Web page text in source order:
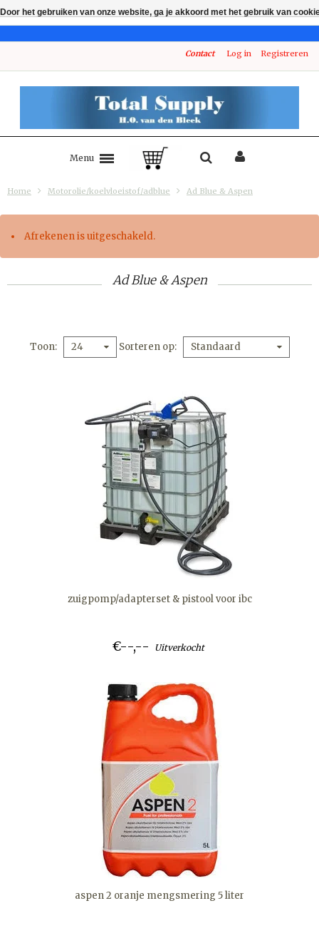
Contact Log in Registreren
Menu
Home Motorolie/koelvloeistof/adblue Ad Blue & Aspen
Afrekenen is uitgeschakeld.
Ad Blue & Aspen
Toon 24 Sorteren op Standaard
zuigpomp/adapterset & pistool voor ibc
€--,-- Uitverkocht
aspen 2 oranje mengsmering 5 liter
Door het gebruiken van onze website, ga je akkoord met het gebruik van